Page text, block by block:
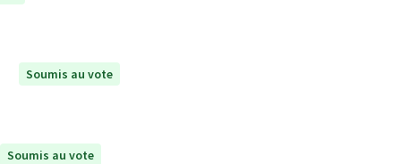
Soumis au vote
Soumis au vote